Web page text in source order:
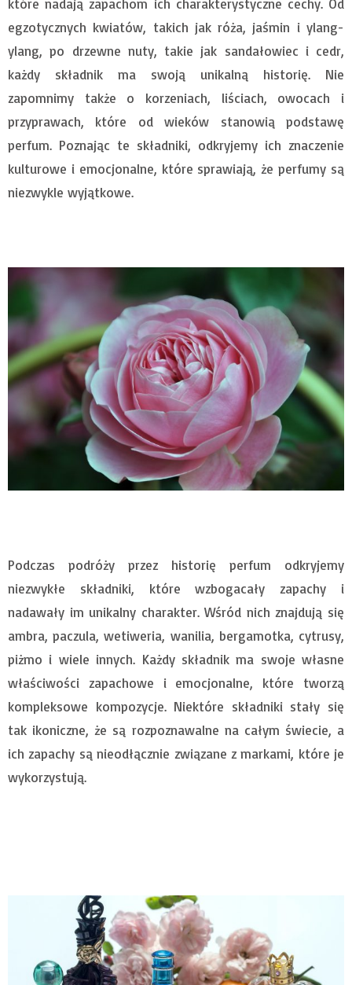
które nadają zapachom ich charakterystyczne cechy. Od
egzotycznych kwiatów, takich jak róża, jaśmin i ylang-
ylang, po drzewne nuty, takie jak sandałowiec i cedr,
każdy składnik ma swoją unikalną historię. Nie
zapomnimy także o korzeniach, liściach, owocach i
przyprawach, które od wieków stanowią podstawę
perfum. Poznając te składniki, odkryjemy ich znaczenie
kulturowe i emocjonalne, które sprawiają, że perfumy są
niezwykle wyjątkowe.
Podczas podróży przez historię perfum odkryjemy
niezwykłe składniki, które wzbogacały zapachy i
nadawały im unikalny charakter. Wśród nich znajdują się
ambra, paczula, wetiweria, wanilia, bergamotka, cytrusy,
piżmo i wiele innych. Każdy składnik ma swoje własne
właściwości zapachowe i emocjonalne, które tworzą
kompleksowe kompozycje. Niektóre składniki stały się
tak ikoniczne, że są rozpoznawalne na całym świecie, a
ich zapachy są nieodłącznie związane z markami, które je
wykorzystują.